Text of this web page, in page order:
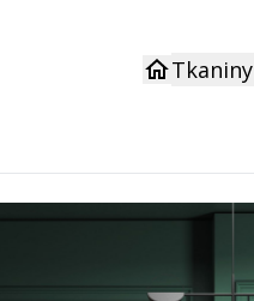
Tkaniny